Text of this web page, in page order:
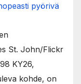
pyörivä
St. John/Flickr
KY26,
kohde, on